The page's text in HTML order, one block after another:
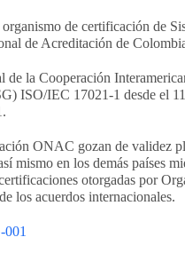
de certificación de
de Acreditación de
la Cooperación
ISO/IEC 17021-1 desde el
ONAC gozan de validez
mismo en los demás países
otorgadas por
los acuerdos internacionales.
001